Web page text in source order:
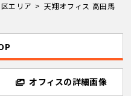
エリア
天翔オフィス 高田馬
オフィスの詳細画像